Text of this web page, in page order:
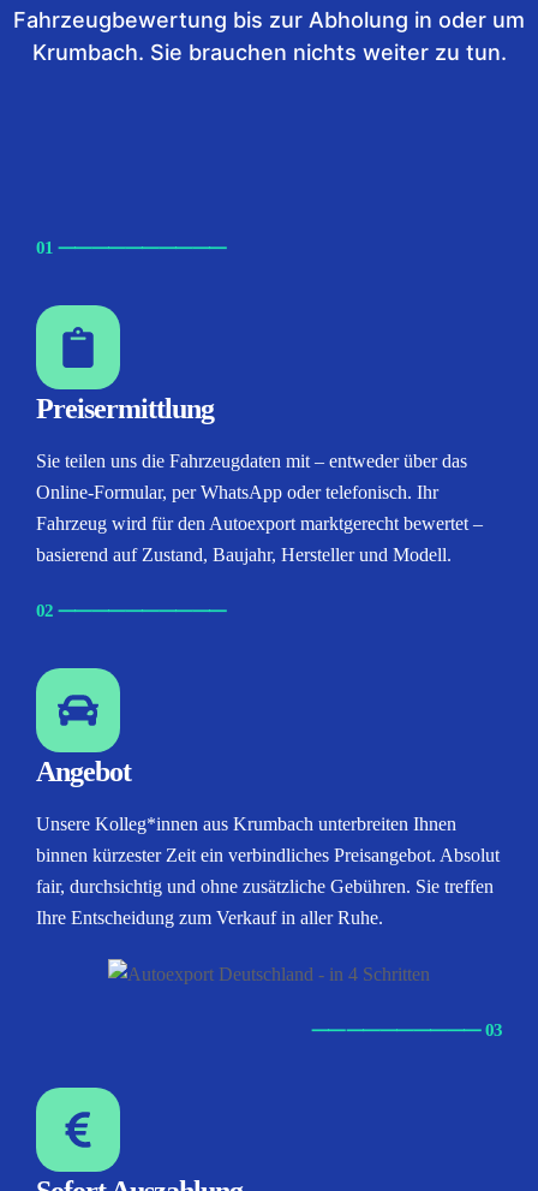
Fahrzeugbewertung bis zur Abholung in oder um
Krumbach. Sie brauchen nichts weiter zu tun.
01 ⸺⸺⸺⸺⸺
Preisermittlung
Sie teilen uns die Fahrzeugdaten mit – entweder über das
Online-Formular, per WhatsApp oder telefonisch. Ihr
Fahrzeug wird für den Autoexport marktgerecht bewertet –
basierend auf Zustand, Baujahr, Hersteller und Modell.
02 ⸺⸺⸺⸺⸺
Angebot
Unsere Kolleg*innen aus Krumbach unterbreiten Ihnen
binnen kürzester Zeit ein verbindliches Preisangebot. Absolut
fair, durchsichtig und ohne zusätzliche Gebühren. Sie treffen
Ihre Entscheidung zum Verkauf in aller Ruhe.
⸺⸺⸺⸺⸺ 03